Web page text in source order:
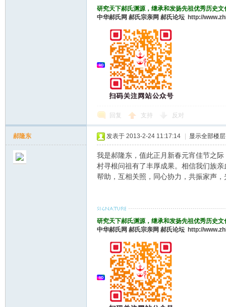
研究天下郝氏渊源，继承和发扬先祖优秀历史
中华郝氏网 郝氏宗亲网 郝氏论坛 http://
回复 支持 反对
郝隆东 发表于 2013-2-24 11:17:14 显示全部楼层
我是郝隆东，值此正月新春元宵佳节之
村寻根问祖有了丰厚成果。相信我们族
帮助，互相关照，同心协力，共振家声
研究天下郝氏渊源，继承和发扬先祖优秀历史
中华郝氏网 郝氏宗亲网 郝氏论坛 http://